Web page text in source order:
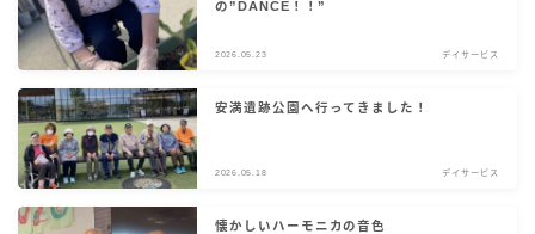
の”DANCE！！”
2026.05.23 デイサービス
安満遺跡公園へ行ってきました！
2026.05.18 デイサービス
懐かしいハーモニカの音色